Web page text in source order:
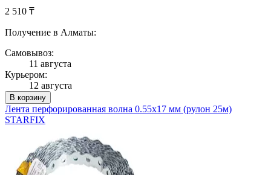
2 510 ₸
Получение в Алматы:
Самовывоз:
11 августа
Курьером:
12 августа
В корзину
Лента перфорированная волна 0.55х17 мм (рулон 25м)
STARFIX